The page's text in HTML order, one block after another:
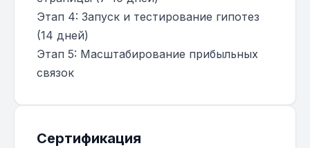
Этап 4: Запуск и тестирование гипотез
(14 дней)
Этап 5: Масштабирование прибыльных
связок
Сертификация